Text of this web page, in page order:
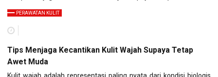
PERAWATAN KULIT
Tips Menjaga Kecantikan Kulit Wajah Supaya Tetap
Awet Muda
Kulit wajah adalah representasi paling nyata dari kondisi biologis